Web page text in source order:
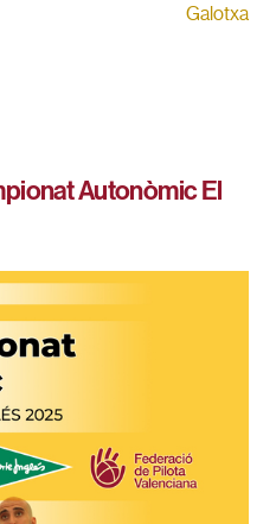
Galotxa
Autonòmic El